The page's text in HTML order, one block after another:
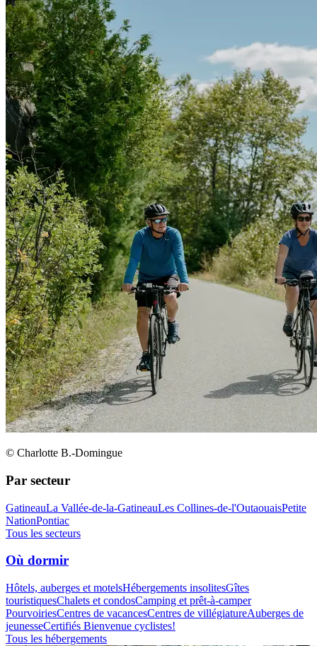
© Charlotte B.-Domingue
Par secteur
GatineauLa Vallée-de-la-GatineauLes Collines-de-l'OutaouaisPetite
NationPontiac
Tous les secteurs
Où dormir
Hôtels, auberges et motelsHébergements insolitesGîtes
touristiquesChalets et condosCamping et prêt-à-camper
PourvoiriesCentres de vacancesCentres de villégiatureAuberges de
jeunesseCertifiés Bienvenue cyclistes!
Tous les hébergements